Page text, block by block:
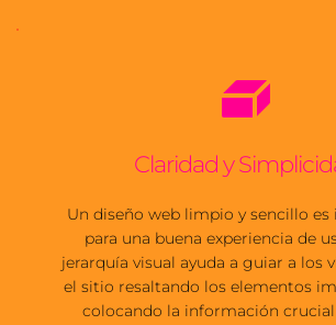
Claridad y
Un diseño web limpio y sencillo
para una buena experiencia de
jerarquía visual ayuda a guiar a los
el sitio resaltando los elementos
colocando la información crucial